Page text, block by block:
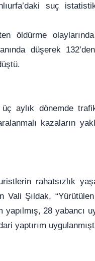
suç
öldürme
düşerek
aylık dönemde
kazaların
rahatsızlık
Şıldak,
28 yabancı
yaptırım